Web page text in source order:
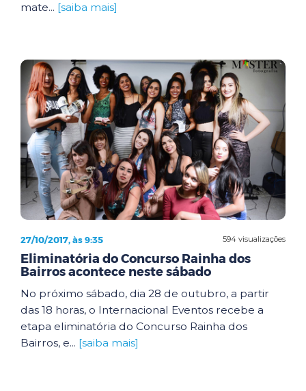
mate... [saiba mais]
594 visualizações
27/10/2017, às 9:35
Eliminatória do Concurso Rainha dos
Bairros acontece neste sábado
No próximo sábado, dia 28 de outubro, a partir
das 18 horas, o Internacional Eventos recebe a
etapa eliminatória do Concurso Rainha dos
Bairros, e... [saiba mais]